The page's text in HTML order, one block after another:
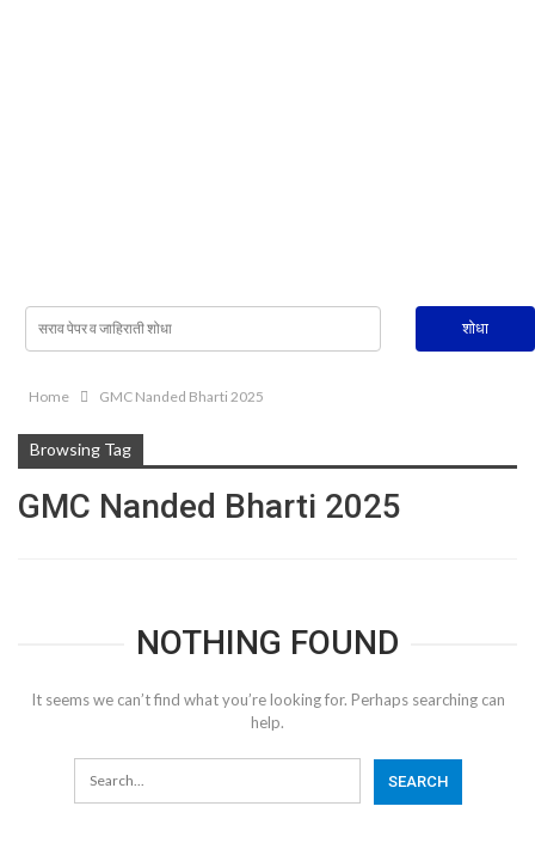
Home GMC Nanded Bharti 2025
Browsing Tag
GMC Nanded Bharti 2025
NOTHING FOUND
It seems we can’t find what you’re looking for. Perhaps searching can
help.